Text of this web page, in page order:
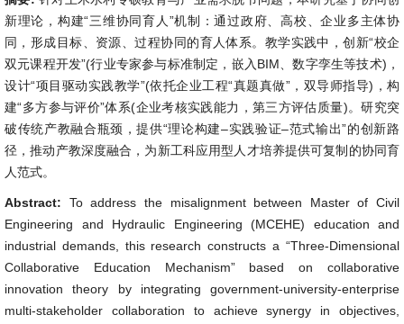
新理论，构建“三维协同育人”机制：通过政府、高校、企业多主体协
同，形成目标、资源、过程协同的育人体系。教学实践中，创新“校企
双元课程开发”(行业专家参与标准制定，嵌入BIM、数字孪生等技术)，
设计“项目驱动实践教学”(依托企业工程“真题真做”，双导师指导)，构
建“多方参与评价”体系(企业考核实践能力，第三方评估质量)。研究突
破传统产教融合瓶颈，提供“理论构建–实践验证–范式输出”的创新路
径，推动产教深度融合，为新工科应用型人才培养提供可复制的协同育
人范式。
Abstract: To address the misalignment between Master of Civil
Engineering and Hydraulic Engineering (MCEHE) education and
industrial demands, this research constructs a “Three-Dimensional
Collaborative Education Mechanism” based on collaborative
innovation theory by integrating government-university-enterprise
multi-stakeholder collaboration to achieve synergy in objectives,